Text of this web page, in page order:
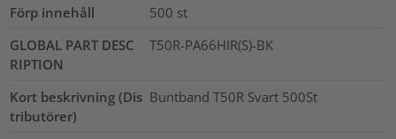
Förp innehåll
500 st
GLOBAL PART DESC
RIPTION
T50R-PA66HIR(S)-BK
Kort beskrivning (Dis
tributörer)
Buntband T50R Svart 500St